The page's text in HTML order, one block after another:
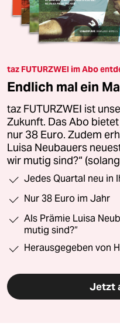
taz FUTURZWEI im Abo
Endlich mal ein
taz FUTURZWEI ist
Zukunft. Das Abo
nur 38 Euro. Zudem
Luisa Neubauers
wir mutig sind?“
Jedes Quartal neu in
Nur 38 Euro im Jahr
Als Prämie Luisa
mutig sind?“
Herausgegeben von
Jetzt